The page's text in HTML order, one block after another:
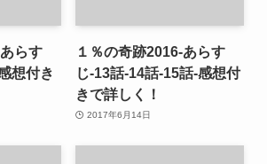
らす
想付き
１％の奇跡2016-あらす
じ-13話-14話-15話-感想付
きで詳しく！
2017年6月14日